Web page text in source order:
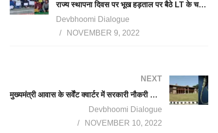
राज्य स्थापना दिवस पर भूख हड़ताल पर बैठे LT के चयनित अभ्यर्थी, सरकार से की शीघ्र नियुक्ति देने की मांग
Devbhoomi Dialogue
NOVEMBER 9, 2022
NEXT
मुख्यमंत्री आवास के सर्वेंट क्वार्टर में सरकारी नौकरी की तैयारी कर रही युवती ने की खुदकुशी, फांसी लगाकर आत्महत्या की
Devbhoomi Dialogue
NOVEMBER 10, 2022